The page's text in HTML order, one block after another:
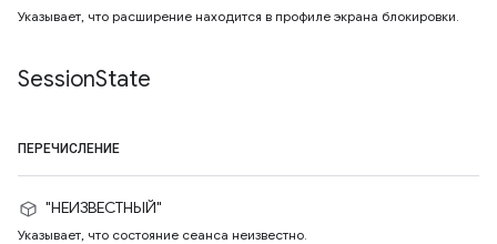
Указывает, что расширение находится в профиле экрана блокировки.
SessionState
ПЕРЕЧИСЛЕНИЕ
"НЕИЗВЕСТНЫЙ"
Указывает, что состояние сеанса неизвестно.